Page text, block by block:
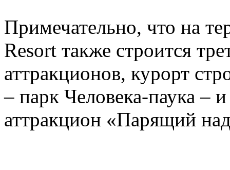
Примечательно, что на
Resort также строится
аттракционов, курорт
– парк Человека-паука –
аттракцион «Парящий